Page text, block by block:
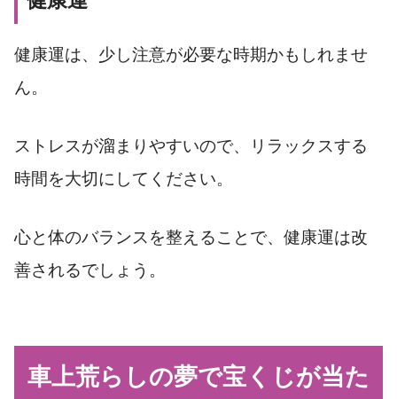
健康運は、少し注意が必要な時期かもしれませ
ん。
ストレスが溜まりやすいので、リラックスする
時間を大切にしてください。
心と体のバランスを整えることで、健康運は改
善されるでしょう。
車上荒らしの夢で宝くじが当た